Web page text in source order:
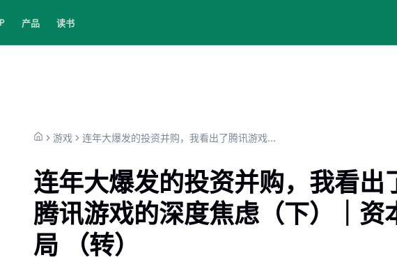
产品 读书
戏的深度焦虑（下）｜资本局 （转）
、NFT 和游戏玩法？
游戏 连年大爆发的投资并购，我看出了腾讯游戏的深度焦虑（下）｜资本局 （转）
连年大爆发的投资并购，我看出
腾讯游戏的深度焦虑（下）｜资
局 （转）